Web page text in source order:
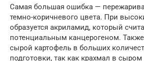
Самая большая ошибка —
темно-коричневого цвета. При
образуется акриламид, который
потенциальным канцерогеном.
сырой картофель в больших
подготовки, так как крахмал в